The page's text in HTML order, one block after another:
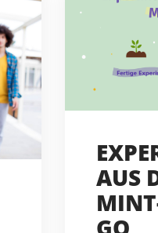
AUS